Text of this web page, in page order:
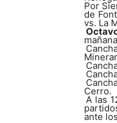
Por
de
vs. La
Cerro.
A las
ante